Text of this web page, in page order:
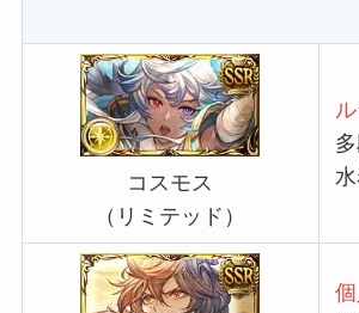
コスモス
（リミテッド）